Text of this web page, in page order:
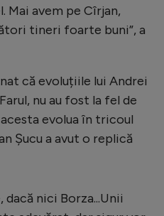
Mai avem pe Cîrjan,
tineri foarte buni”, a
că evoluțiile lui Andrei
nu au fost la fel de
evolua în tricoul
Șucu a avut o replică
dacă nici Borza...Unii